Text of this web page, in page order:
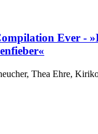
Ever -
Thea Ehre,